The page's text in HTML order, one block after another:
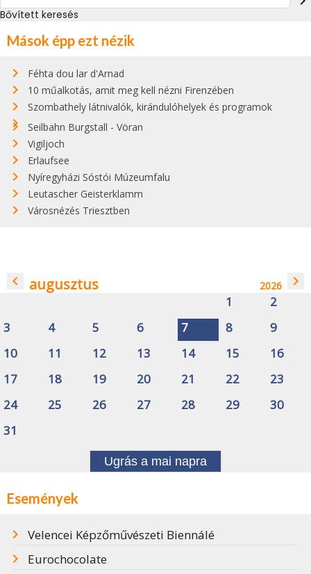
Bővített keresés
Mások épp ezt nézik
Féhta dou lar d'Arnad
10 műalkotás, amit meg kell nézni Firenzében
Szombathely látnivalók, kirándulóhelyek és programok
Seilbahn Burgstall - Vöran
Vigiljoch
Erlaufsee
Nyíregyházi Sóstói Múzeumfalu
Leutascher Geisterklamm
Városnézés Triesztben
navigate_before augusztus 2026 navigate_next
1
2
3
4 5 6 7 8
9
10
11 12 13 14 15
16
17
18 19 20 21 22
23
24
25 26 27 28 29
30
31
Ugrás a mai napra
Események
Velencei Képzőművészeti Biennálé
Eurochocolate